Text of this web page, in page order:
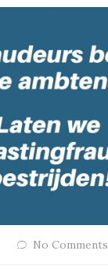
No Comments